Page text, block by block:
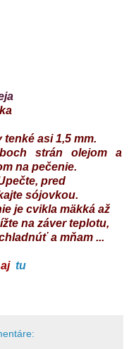
asi 1,5 mm.
strán olejom a
na pečenie.
pred
sójovkou.
je cvikla mäkká až
na záver teplotu,
a mňam ...
tu